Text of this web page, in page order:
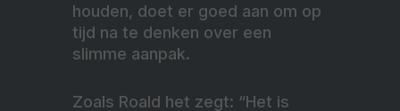
houden, doet er goed aan om op
tijd na te denken over een
slimme aanpak.
Zoals Roald het zegt: “Het is